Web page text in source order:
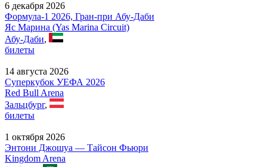
6 декабря 2026
Формула-1 2026, Гран-при Абу-Даби
Яс Марина (Yas Marina Circuit)
Абу-Даби,
билеты
14 августа 2026
Суперкубок УЕФА 2026
Red Bull Arena
Зальцбург,
билеты
1 октября 2026
Энтони Джошуа — Тайсон Фьюри
Kingdom Arena